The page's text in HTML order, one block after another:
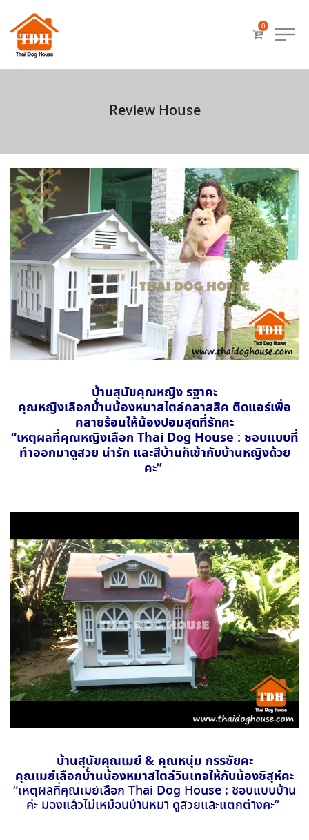
0
Review House
บ้านสุนัขคุณหญิง รฐาคะ
คุณหญิงเลือกบ้่านน้องหมาสไตล์คลาสสิค ติดแอร์เพื่อ
คลายร้อนให้น้องปอมสุดที่รักคะ
“เหตุผลที่คุณหญิงเลือก Thai Dog House : ชอบแบบที่
ทำออกมาดูสวย น่ารัก และสีบ้านก็เข้ากับบ้านหญิงด้วย
คะ”
บ้านสุนัขคุณเมย์ & คุณหนุ่ม กรรชัยคะ
คุณเมย์เลือกบ้่านน้องหมาสไตล์วินเทจให้กับน้องชิสุห์คะ
“เหตุผลที่คุณเมย์เลือก Thai Dog House : ชอบแบบบ้าน
ค่ะ มองแล้วไม่เหมือนบ้านหมา ดูสวยและแตกต่างคะ”